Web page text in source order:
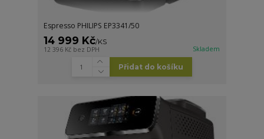
Espresso PHILIPS EP3341/50
14 999 Kč/KS
12 396 Kč bez DPH Skladem
Přidat do košíku